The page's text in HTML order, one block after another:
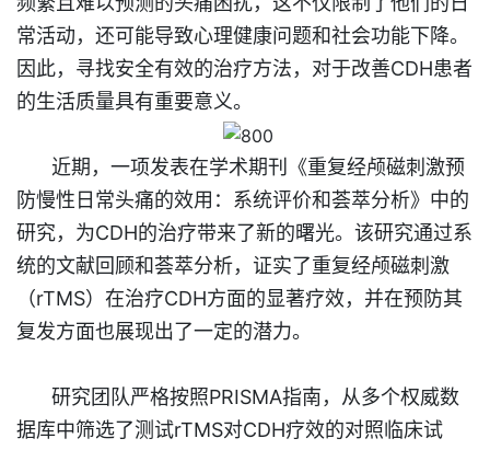
常活动，还可能导致心理健康问题和社会功能下降。
因此，寻找安全有效的治疗方法，对于改善CDH患者
的生活质量具有重要意义。
近期，一项发表在学术期刊《重复经颅磁刺激预
防慢性日常头痛的效用：系统评价和荟萃分析》中的
研究，为CDH的治疗带来了新的曙光。该研究通过系
统的文献回顾和荟萃分析，证实了重复经颅磁刺激
（rTMS）在治疗CDH方面的显著疗效，并在预防其
复发方面也展现出了一定的潜力。
研究团队严格按照PRISMA指南，从多个权威数
据库中筛选了测试rTMS对CDH疗效的对照临床试